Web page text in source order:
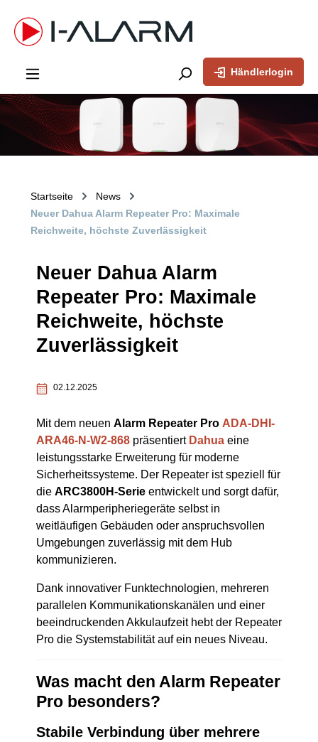
springen
Händlerlogin
Startseite
News
Neuer Dahua Alarm Repeater Pro: Maximale
Reichweite, höchste Zuverlässigkeit
Neuer Dahua Alarm
Repeater Pro: Maximale
Reichweite, höchste
Zuverlässigkeit
02.12.2025
Mit dem neuen Alarm Repeater Pro ADA-DHI-
ARA46-N-W2-868 präsentiert Dahua eine
leistungsstarke Erweiterung für moderne
Sicherheitssysteme. Der Repeater ist speziell für
die ARC3800H-Serie entwickelt und sorgt dafür,
dass Alarmperipheriegeräte selbst in
weitläufigen Gebäuden oder anspruchsvollen
Umgebungen zuverlässig mit dem Hub
kommunizieren.
Dank innovativer Funktechnologien, mehreren
parallelen Kommunikationskanälen und einer
beeindruckenden Akkulaufzeit hebt der Repeater
Pro die Systemstabilität auf ein neues Niveau.
Was macht den Alarm Repeater
Pro besonders?
Stabile Verbindung über mehrere